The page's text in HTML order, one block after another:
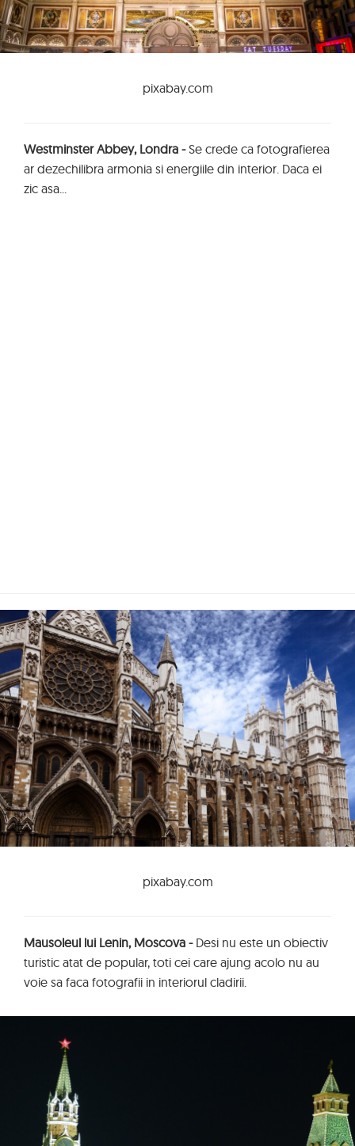
pixabay.com
Westminster Abbey, Londra -Se crede ca fotografierea
ar dezechilibra armonia si energiile din interior. Daca ei
zic asa...
pixabay.com
Mausoleul lui Lenin, Moscova -Desi nu este un obiectiv
turistic atat de popular, toti cei care ajung acolo nu au
voie sa faca fotografii in interiorul cladirii.